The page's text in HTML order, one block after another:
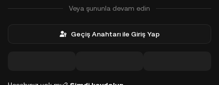
Veya şununla devam edin
Geçiş Anahtarı ile Giriş Yap